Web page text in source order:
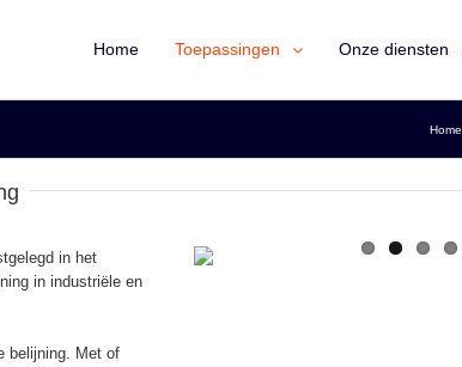
Home Toepassingen Onze diensten
Home
in het
in industriële en
belijning. Met of